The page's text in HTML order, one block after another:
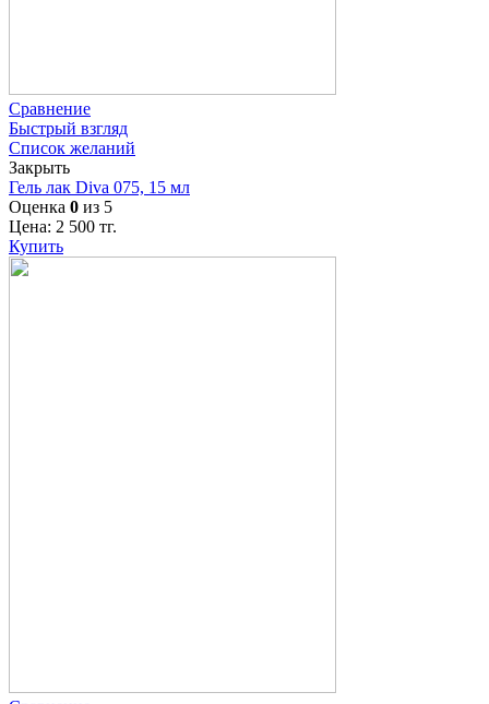
Сравнение
Быстрый взгляд
Список желаний
Закрыть
Гель лак Diva 075, 15 мл
Оценка 0 из 5
Цена: 2 500 тг.
Купить